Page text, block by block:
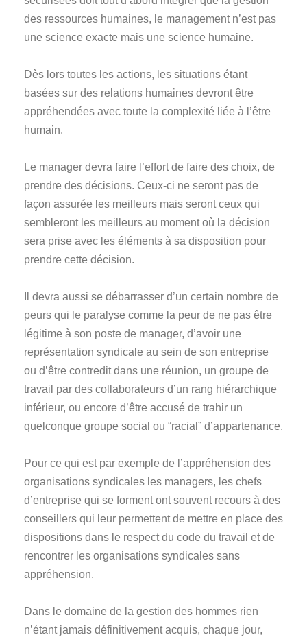
des ressources humaines, le management n’est pas
une science exacte mais une science humaine.
Dès lors toutes les actions, les situations étant
basées sur des relations humaines devront être
appréhendées avec toute la complexité liée à l’être
humain.
Le manager devra faire l’effort de faire des choix, de
prendre des décisions. Ceux-ci ne seront pas de
façon assurée les meilleurs mais seront ceux qui
sembleront les meilleurs au moment où la décision
sera prise avec les éléments à sa disposition pour
prendre cette décision.
Il devra aussi se débarrasser d’un certain nombre de
peurs qui le paralyse comme la peur de ne pas être
légitime à son poste de manager, d’avoir une
représentation syndicale au sein de son entreprise
ou d’être contredit dans une réunion, un groupe de
travail par des collaborateurs d’un rang hiérarchique
inférieur, ou encore d’être accusé de trahir un
quelconque groupe social ou “racial” d’appartenance.
Pour ce qui est par exemple de l’appréhension des
organisations syndicales les managers, les chefs
d’entreprise qui se forment ont souvent recours à des
conseillers qui leur permettent de mettre en place des
dispositions dans le respect du code du travail et de
rencontrer les organisations syndicales sans
appréhension.
Dans le domaine de la gestion des hommes rien
n’étant jamais définitivement acquis, chaque jour,